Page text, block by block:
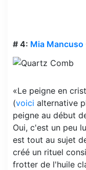
# 4: Mia Mancuso
«Le peigne en
(voici alternative
peigne au début
Oui, c'est un peu
est tout au sujet
créé un rituel
frotter de l'huile